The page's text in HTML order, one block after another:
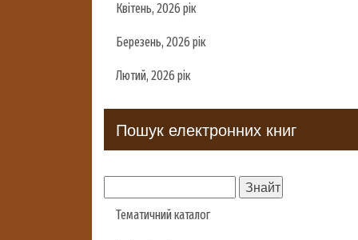
Квітень, 2026 рік
Березень, 2026 рік
Лютий, 2026 рік
Пошук електронних книг
Тематичний каталог